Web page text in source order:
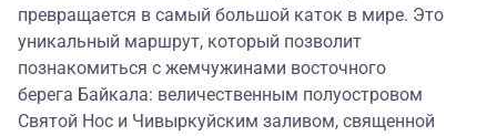
превращается в самый большой каток в мире. Это
уникальный маршрут, который позволит
познакомиться с жемчужинами восточного
берега Байкала: величественным полуостровом
Святой Нос и Чивыркуйским заливом, священной